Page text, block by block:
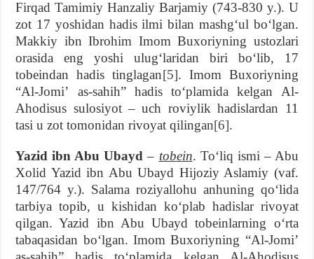
Firqad Tamimiy Hanzaliy Barjamiy (743-830 y.). U
zot 17 yoshidan hadis ilmi bilan mashgʻul boʻlgan.
Makkiy ibn Ibrohim Imom Buxoriyning ustozlari
orasida eng yoshi ulugʻlaridan biri boʻlib, 17
tobeindan hadis tinglagan[5]. Imom Buxoriyning
“Al-Jomiʼ as-sahih” hadis toʻplamida kelgan Al-
Ahodisus sulosiyot – uch roviylik hadislardan 11
tasi u zot tomonidan rivoyat qilingan[6].
Yazid ibn Abu Ubayd– tobein. Toʻliq ismi – Abu
Xolid Yazid ibn Abu Ubayd Hijoziy Aslamiy (vaf.
147/764 y.). Salama roziyallohu anhuning qoʻlida
tarbiya topib, u kishidan koʻplab hadislar rivoyat
qilgan. Yazid ibn Abu Ubayd tobeinlarning oʻrta
tabaqasidan boʻlgan. Imom Buxoriyning “Al-Jomiʼ